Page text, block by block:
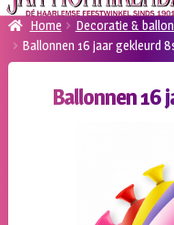
door
naar
navigatie
naar
de
inhoudVerhuur kleding
Verhuur apparatuur
Klantenservice
Home Decoratie &
Ballonnen 16 jaar gekleurd
Ballonnen 16